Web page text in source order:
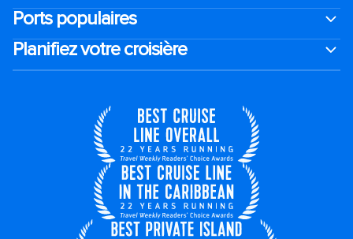
Ports populaires
Planifiez votre croisière